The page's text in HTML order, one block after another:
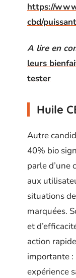
https://
cbd/
A lire en
leurs
tester
Huile
Autre
40% bio
parle d’une
aux
situations
marquées.
et
action
importante :
expérience